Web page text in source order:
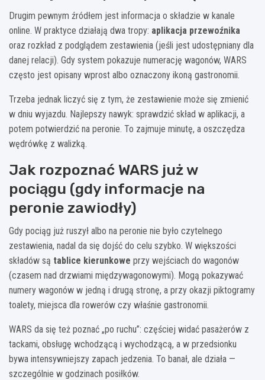
Drugim pewnym źródłem jest informacja o składzie w kanale
online. W praktyce działają dwa tropy: aplikacja przewoźnika
oraz rozkład z podglądem zestawienia (jeśli jest udostępniany dla
danej relacji). Gdy system pokazuje numerację wagonów, WARS
często jest opisany wprost albo oznaczony ikoną gastronomii.
Trzeba jednak liczyć się z tym, że zestawienie może się zmienić
w dniu wyjazdu. Najlepszy nawyk: sprawdzić skład w aplikacji, a
potem potwierdzić na peronie. To zajmuje minutę, a oszczędza
wędrówkę z walizką.
Jak rozpoznać WARS już w
pociągu (gdy informacje na
peronie zawiodły)
Gdy pociąg już ruszył albo na peronie nie było czytelnego
zestawienia, nadal da się dojść do celu szybko. W większości
składów są tablice kierunkowe przy wejściach do wagonów
(czasem nad drzwiami międzywagonowymi). Mogą pokazywać
numery wagonów w jedną i drugą stronę, a przy okazji piktogramy
toalety, miejsca dla rowerów czy właśnie gastronomii.
WARS da się też poznać „po ruchu”: częściej widać pasażerów z
tackami, obsługę wchodzącą i wychodzącą, a w przedsionku
bywa intensywniejszy zapach jedzenia. To banał, ale działa —
szczególnie w godzinach posiłków.